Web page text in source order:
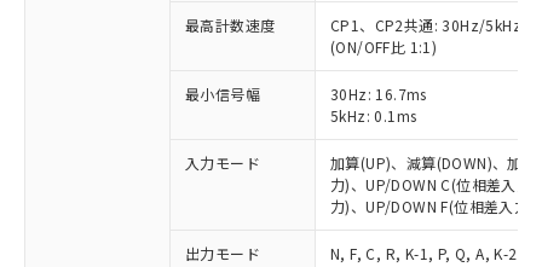
最高計数速度
CP1、CP2共通: 30Hz/5kHz(
(ON/OFF比 1:1)
最小信号幅
30Hz: 16.7ms
5kHz: 0.1ms
入力モード
加算(UP)、減算(DOWN)、加
力)、UP/DOWN C(位相差入力
力)、UP/DOWN F(位相差入力))
出力モード N, F, C, R, K-1, P, Q, A, K-2,